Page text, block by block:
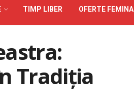
TIMP LIBER OFERTE FEMINA
Tradiția